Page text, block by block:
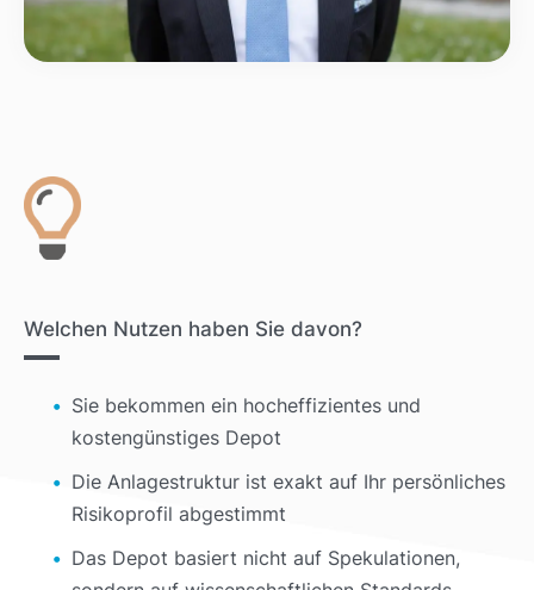
Welchen Nutzen haben Sie davon?
Sie bekommen ein hocheffizientes und
kostengünstiges Depot
Die Anlagestruktur ist exakt auf Ihr persönliches
Risikoprofil abgestimmt
Das Depot basiert nicht auf Spekulationen,